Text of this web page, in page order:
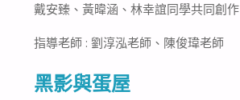
戴安臻、黃暐涵、林幸誼同學共同創作
指導老師 : 劉淳泓老師、陳俊瑋老師
黑影與蛋屋